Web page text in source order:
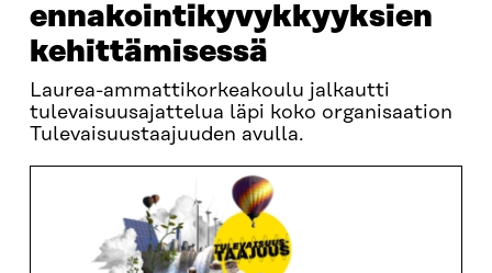
ennakointikyvykkyyksien
kehittämisessä
Laurea-ammattikorkeakoulu jalkautti
tulevaisuusajattelua läpi koko organisaation
Tulevaisuustaajuuden avulla.